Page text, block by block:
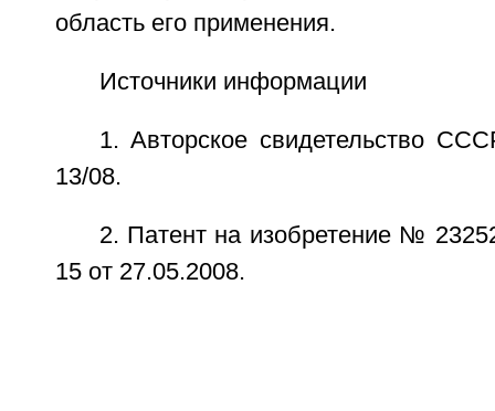
область его применения.
Источники информации
1. Авторское свидетельство
13/08.
2. Патент на изобретение №
15 от 27.05.2008.